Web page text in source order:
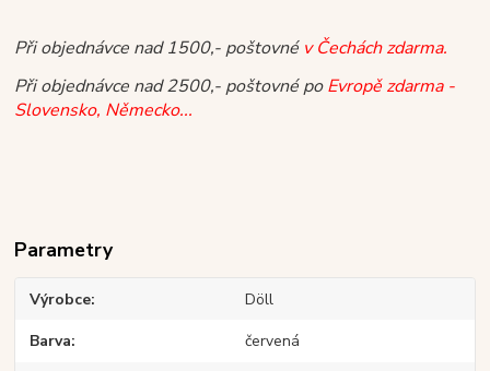
Při objednávce nad 1500,- poštovné v Čechách zdarma.
Při objednávce nad 2500,- poštovné poEvropě zdarma -
Slovensko, Německo...
Parametry
Výrobce Döll
Barva červená